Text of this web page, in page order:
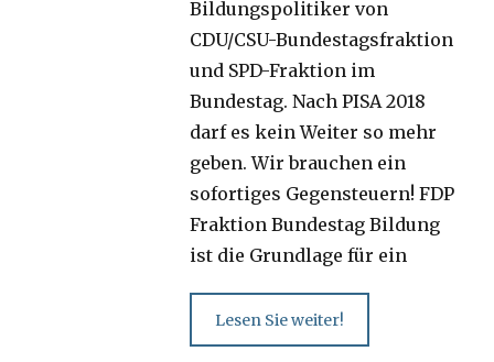
Bildungspolitiker von
CDU/CSU-Bundestagsfraktion
und SPD-Fraktion im
Bundestag. Nach PISA 2018
darf es kein Weiter so mehr
geben. Wir brauchen ein
sofortiges Gegensteuern! FDP
Fraktion Bundestag Bildung
ist die Grundlage für ein
Lesen Sie weiter!